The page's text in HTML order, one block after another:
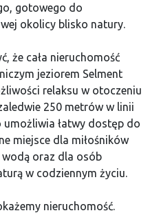
gotowego do
okolicy blisko natury.
że cała nieruchomość
jeziorem Selment
relaksu w otoczeniu
250 metrów w linii
łatwy dostęp do
miejsce dla miłośników
oraz dla osób
w codziennym życiu.
nieruchomość.